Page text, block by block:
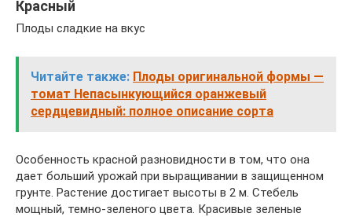
Красный
Плоды сладкие на вкус
Читайте также: Плоды оригинальной формы —
томат Непасынкующийся оранжевый
сердцевидный: полное описание сорта
Особенность красной разновидности в том, что она
дает больший урожай при выращивании в защищенном
грунте. Растение достигает высоты в 2 м. Стебель
мощный, темно-зеленого цвета. Красивые зеленые